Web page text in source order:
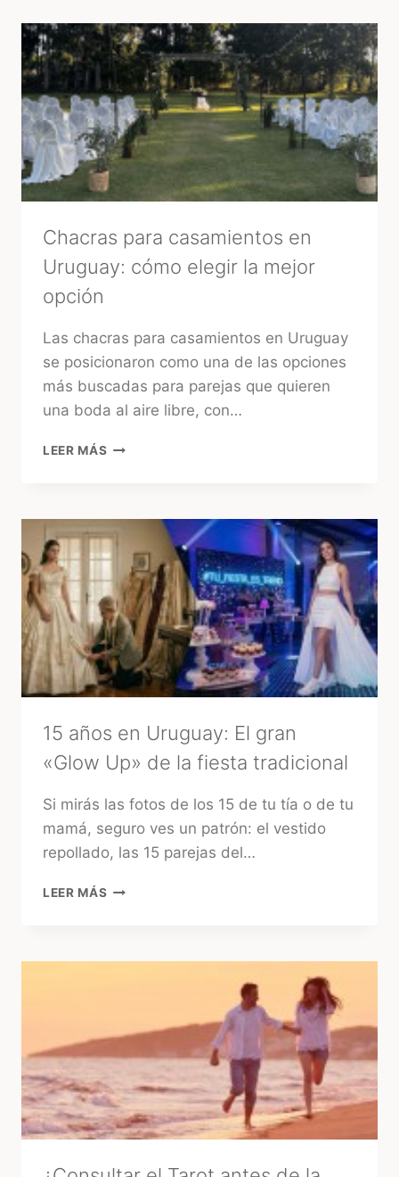
RÁPIDA
DE
ENCONTRAR
PROVEEDORES
CONFIABLES
EN
URUGUAY
Chacras para casamientos en
Uruguay: cómo elegir la mejor
opción
Las chacras para casamientos en Uruguay
se posicionaron como una de las opciones
más buscadas para parejas que quieren
una boda al aire libre, con…
LEER MÁS CHACRAS
URUGUAY:
CÓMO
ELEGIR
LA
MEJOR
OPCIÓN
15 años en Uruguay: El gran
«Glow Up» de la fiesta tradicional
Si mirás las fotos de los 15 de tu tía o de tu
mamá, seguro ves un patrón: el vestido
repollado, las 15 parejas del…
LEER MÁS
EL
DE
LA
TRADICIONAL